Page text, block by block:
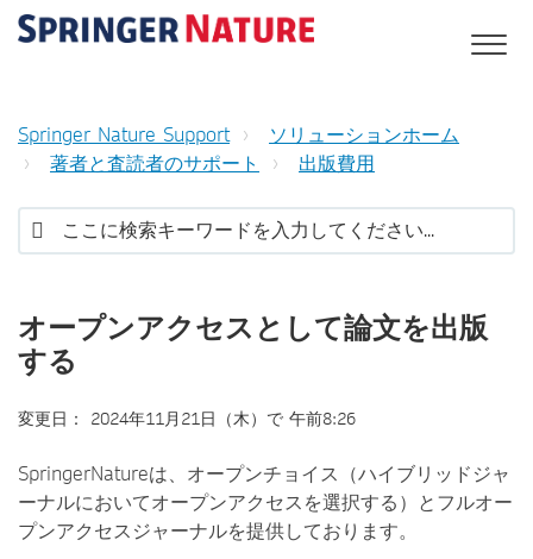
Springer Nature Support
ソリューションホーム
著者と査読者のサポート
出版費用
オープンアクセスとして論文を出版
する
変更日： 2024年11月21日（木）で 午前8:26
SpringerNatureは、オープンチョイス（ハイブリッドジャ
ーナルにおいてオープンアクセスを選択する）とフルオー
プンアクセスジャーナルを提供しております。